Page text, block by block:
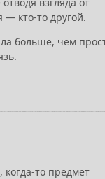
— кто-то другой.
больше, чем
то предмет